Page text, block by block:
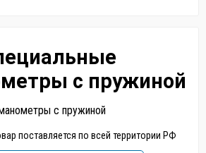
с пружиной
поставляется по всей территории РФ